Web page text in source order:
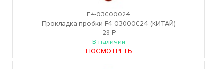
F4-03000024
Прокладка пробки F4-03000024 (КИТАЙ)
28Р
В наличии
ПОСМОТРЕТЬ